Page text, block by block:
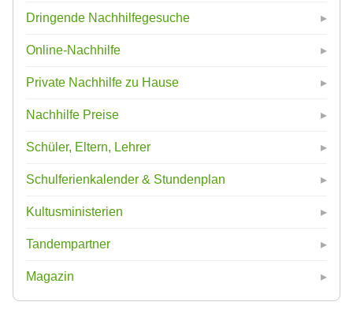
Dringende Nachhilfegesuche
Online-Nachhilfe
Private Nachhilfe zu Hause
Nachhilfe Preise
Schüler, Eltern, Lehrer
Schulferienkalender & Stundenplan
Kultusministerien
Tandempartner
Magazin